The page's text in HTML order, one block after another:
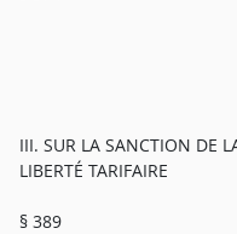
III. SUR LA SANCTION DE
LIBERTÉ TARIFAIRE
§ 389